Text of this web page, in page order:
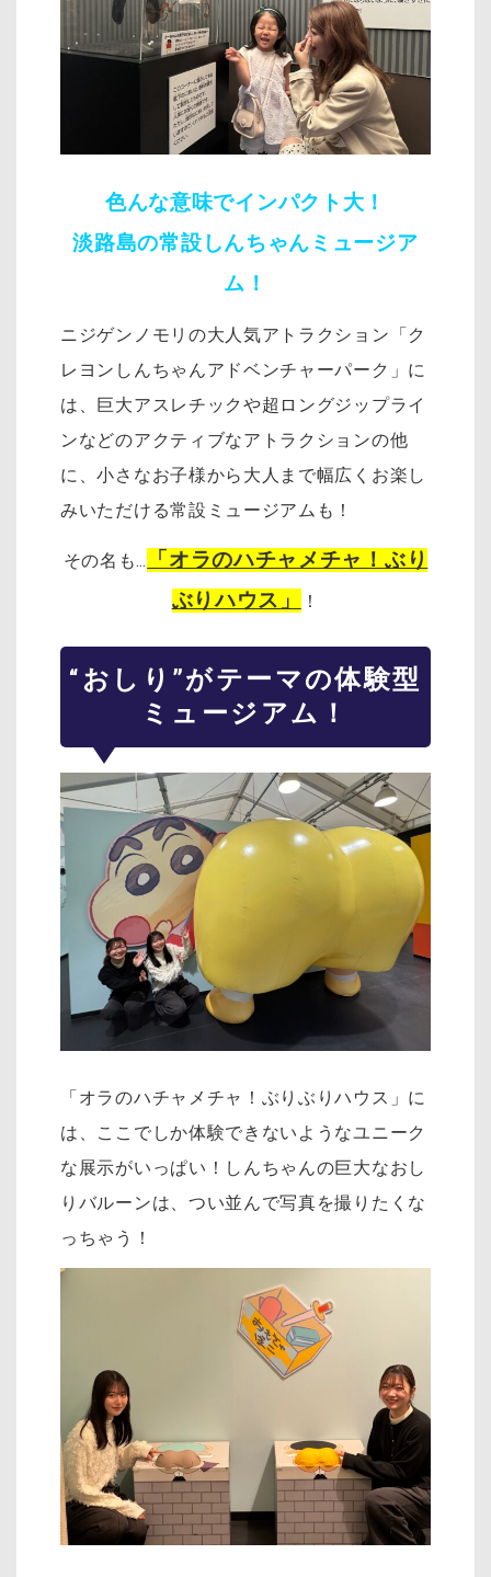
色んな意味でインパクト大！
淡路島の常設しんちゃんミュージア
ム！
ニジゲンノモリの大人気アトラクション「ク
レヨンしんちゃんアドベンチャーパーク」に
は、巨大アスレチックや超ロングジップライ
ンなどのアクティブなアトラクションの他
に、小さなお子様から大人まで幅広くお楽し
みいただける常設ミュージアムも！
その名も…
「オラのハチャメチャ！ぶり
ぶりハウス」
！
“おしり”がテーマの体験型
ミュージアム！
「オラのハチャメチャ！ぶりぶりハウス」に
は、ここでしか体験できないようなユニーク
な展示がいっぱい！しんちゃんの巨大なおし
りバルーンは、つい並んで写真を撮りたくな
っちゃう！